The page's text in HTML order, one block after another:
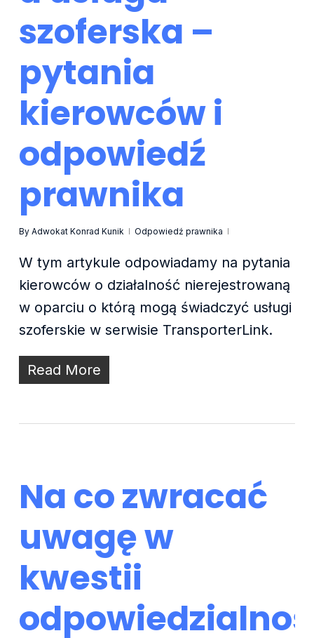
szoferska –
pytania
kierowców i
odpowiedź
prawnika
By Adwokat Konrad Kunik Odpowiedź prawnika
W tym artykule odpowiadamy na pytania
kierowców o działalność nierejestrowaną
w oparciu o którą mogą świadczyć usługi
szoferskie w serwisie TransporterLink.
Read More
Na co zwracać
uwagę w
kwestii